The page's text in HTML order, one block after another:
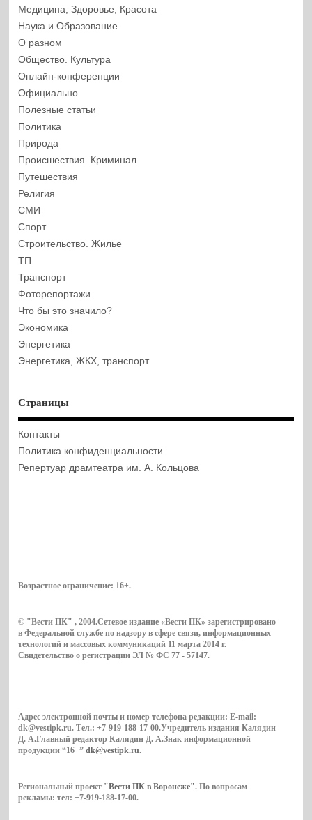
Медицина, Здоровье, Красота
Наука и Образование
О разном
Общество. Культура
Онлайн-конференции
Официально
Полезные статьи
Политика
Природа
Происшествия. Криминал
Путешествия
Религия
СМИ
Спорт
Строительство. Жилье
ТП
Транспорт
Фоторепортажи
Что бы это значило?
Экономика
Энергетика
Энергетика, ЖКХ, транспорт
Страницы
Контакты
Политика конфиденциальности
Репертуар драмтеатра им. А. Кольцова
Возрастное ограничение: 16+.
© "Вести ПК" , 2004.Сетевое издание «Вести ПК» зарегистрировано
в Федеральной службе по надзору в сфере связи, информационных
технологий и массовых коммуникаций 11 марта 2014 г.
Свидетельство о регистрации ЭЛ № ФС 77 - 57147.
Адрес электронной почты и номер телефона редакции: E-mail:
dk@vestipk.ru. Тел.: +7-919-188-17-00.Учредитель издания Калядин
Д. А.Главный редактор Калядин Д. А.Знак информационной
продукции “16+”dk@vestipk.ru.
Региональный проект "Вести ПК в Воронеже". По вопросам
рекламы: тел: +7-919-188-17-00.